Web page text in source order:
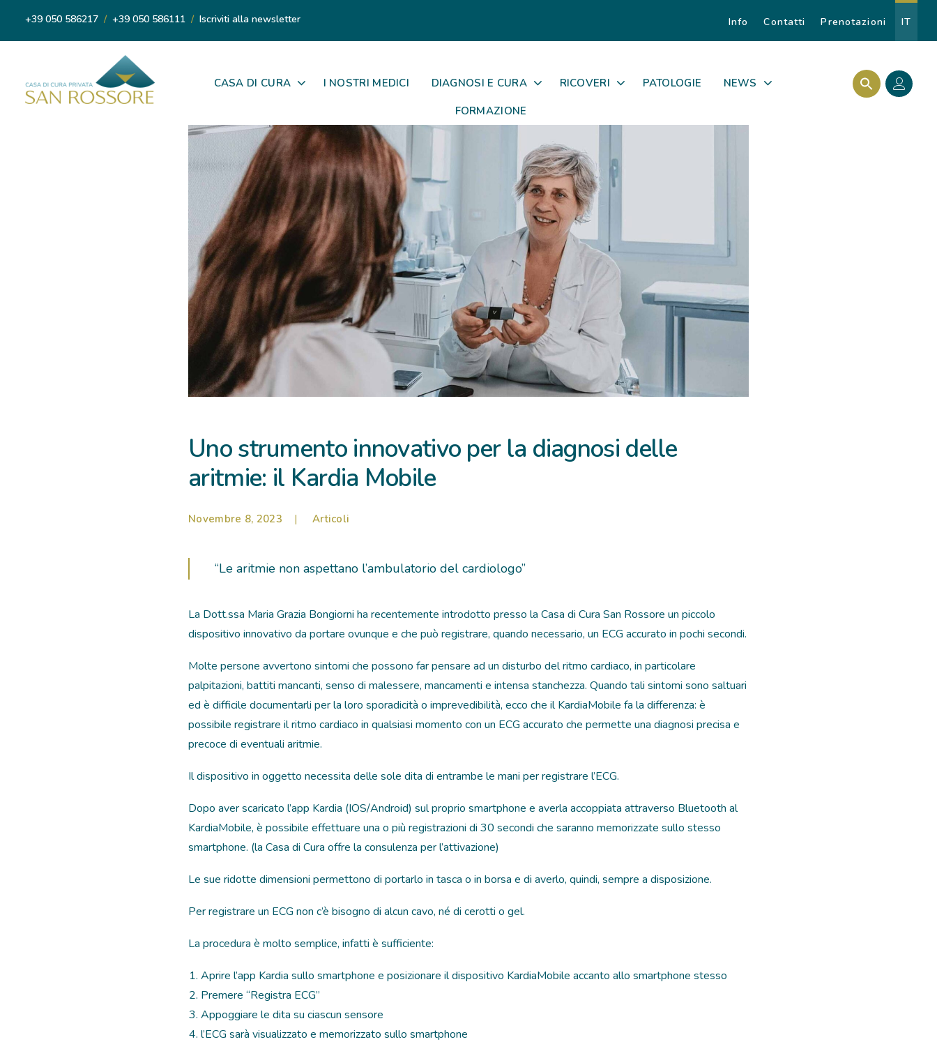
+39 050 586217 / +39 050 586111 / Iscriviti alla newsletter Info Contatti Prenotazioni IT
CASA DI CURA I NOSTRI MEDICI DIAGNOSI E CURA RICOVERI PATOLOGIE
NEWS
FORMAZIONE
Search for:
Search
Uno strumento innovativo per la diagnosi delle
aritmie: il Kardia Mobile
Novembre 8, 2023 | Articoli
“Le aritmie non aspettano l’ambulatorio del cardiologo”
La Dott.ssa Maria Grazia Bongiorni ha recentemente introdotto presso la Casa di Cura San Rossore un piccolo
dispositivo innovativo da portare ovunque e che può registrare, quando necessario, un ECG accurato in pochi secondi.
Molte persone avvertono sintomi che possono far pensare ad un disturbo del ritmo cardiaco, in particolare
palpitazioni, battiti mancanti, senso di malessere, mancamenti e intensa stanchezza. Quando tali sintomi sono saltuari
ed è difficile documentarli per la loro sporadicità o imprevedibilità, ecco che il KardiaMobile fa la differenza: è
possibile registrare il ritmo cardiaco in qualsiasi momento con un ECG accurato che permette una diagnosi precisa e
precoce di eventuali aritmie.
Il dispositivo in oggetto necessita delle sole dita di entrambe le mani per registrare l’ECG.
Dopo aver scaricato l’app Kardia (IOS/Android) sul proprio smartphone e averla accoppiata attraverso Bluetooth al
KardiaMobile, è possibile effettuare una o più registrazioni di 30 secondi che saranno memorizzate sullo stesso
smartphone. (la Casa di Cura offre la consulenza per l’attivazione)
Le sue ridotte dimensioni permettono di portarlo in tasca o in borsa e di averlo, quindi, sempre a disposizione.
Per registrare un ECG non c’è bisogno di alcun cavo, né di cerotti o gel.
La procedura è molto semplice, infatti è sufficiente:
Aprire l’app Kardia sullo smartphone e posizionare il dispositivo KardiaMobile accanto allo smartphone stesso
Premere “Registra ECG”
Appoggiare le dita su ciascun sensore
l’ECG sarà visualizzato e memorizzato sullo smartphone